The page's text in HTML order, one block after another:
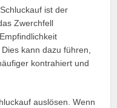
ist der
Zwerchfell
kann dazu führen,
kontrahiert und
auslösen. Wenn